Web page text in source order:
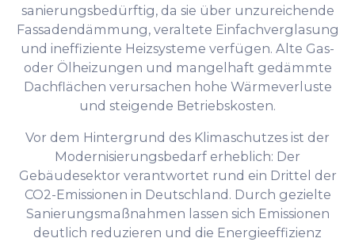
sanierungsbedürftig, da sie über unzureichende
Fassadendämmung, veraltete Einfachverglasung
und ineffiziente Heizsysteme verfügen. Alte Gas-
oder Ölheizungen und mangelhaft gedämmte
Dachflächen verursachen hohe Wärmeverluste
und steigende Betriebskosten.
Vor dem Hintergrund des Klimaschutzes ist der
Modernisierungsbedarf erheblich: Der
Gebäudesektor verantwortet rund ein Drittel der
CO2-Emissionen in Deutschland. Durch gezielte
Sanierungsmaßnahmen lassen sich Emissionen
deutlich reduzieren und die Energieeffizienz